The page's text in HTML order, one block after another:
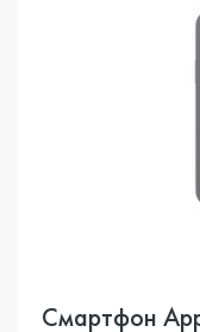
Смартфон